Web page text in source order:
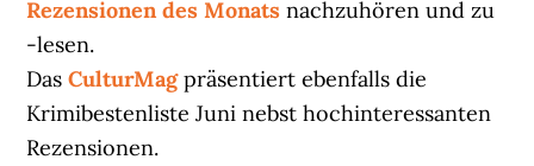
Rezensionen des Monatsnachzuhören und zu
-lesen.
DasCulturMagpräsentiert ebenfalls die
Krimibestenliste Juni nebst hochinteressanten
Rezensionen.